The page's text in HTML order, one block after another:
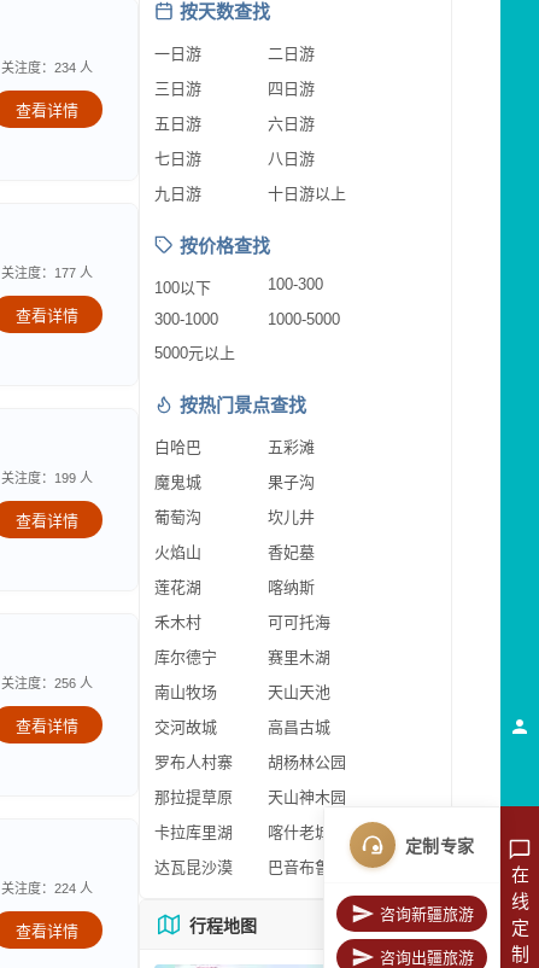
关注度：234 人
查看详情
关注度：177 人
查看详情
关注度：199 人
查看详情
关注度：256 人
查看详情
关注度：224 人
查看详情
按天数查找
一日游
二日游
三日游
四日游
五日游
六日游
七日游
八日游
九日游
十日游以上
按价格查找
100以下
100-300
300-1000
1000-5000
5000元以上
按热门景点查找
白哈巴
五彩滩
魔鬼城
果子沟
葡萄沟
坎儿井
火焰山
香妃墓
莲花湖
喀纳斯
禾木村
可可托海
库尔德宁
赛里木湖
南山牧场
天山天池
交河故城
高昌古城
罗布人村寨
胡杨林公园
那拉提草原
天山神木园
卡拉库里湖
喀什老城区
达瓦昆沙漠
巴音布鲁克
行程地图 更多地图
在
线
定
制
定制专家
咨询新疆旅游
咨询出疆旅游